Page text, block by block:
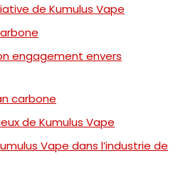
de Kumulus Vape
engagement envers
carbone
de Kumulus Vape
Vape dans l’industrie de